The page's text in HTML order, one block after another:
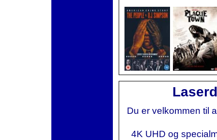
Du er velkommen til
4K UHD og